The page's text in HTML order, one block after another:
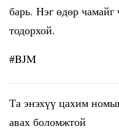
барь. Нэг өдөр чамайг
тодорхой.
#BJM
Та энэхүү цахим
авах боломжтой